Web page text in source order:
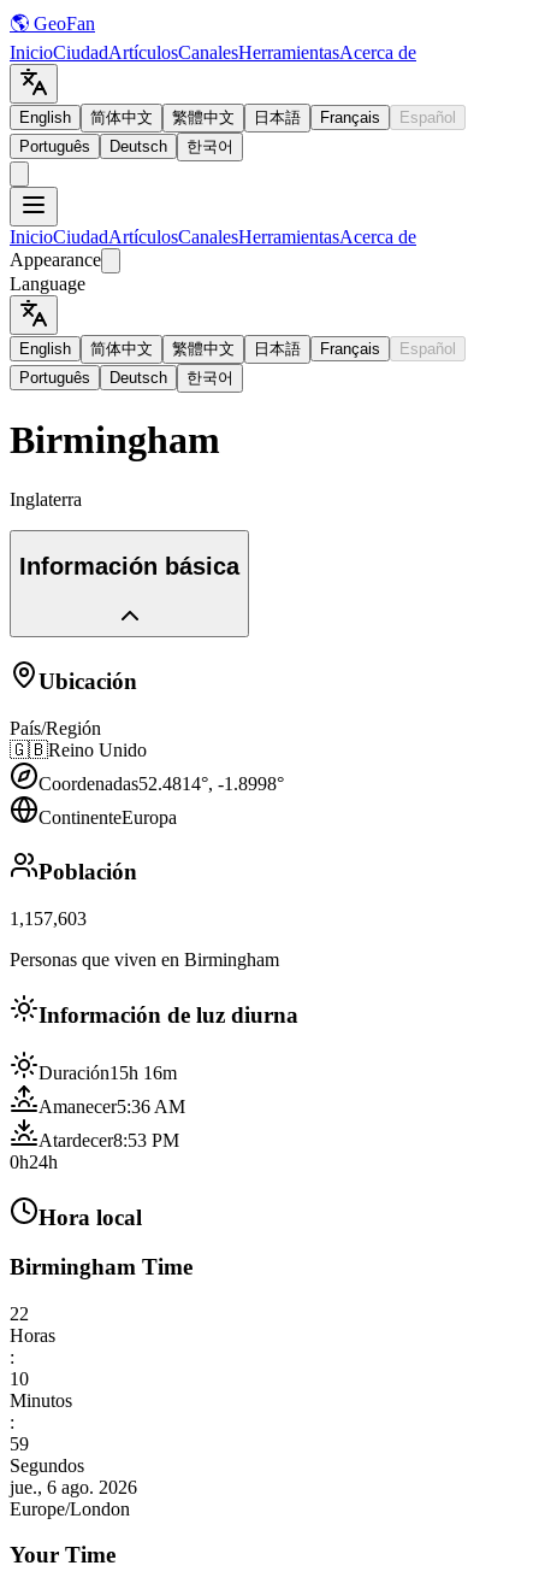
🌎 GeoFan
InicioCiudadArtículosCanalesHerramientasAcerca de
English 简体中文 繁體中文 日本語 Français
Español
Português
Deutsch 한국어
InicioCiudadArtículosCanalesHerramientasAcerca de
Appearance
Language
English 简体中文 繁體中文 日本語 Français
Español
Português
Deutsch 한국어
Birmingham
Inglaterra
Información básica
Ubicación
País/Región
🇬🇧Reino Unido
Coordenadas52.4814°, -1.8998°
ContinenteEuropa
Población
1,157,603
Personas que viven en Birmingham
Información de luz diurna
Duración15h 16m
Amanecer5:36 AM
Atardecer8:53 PM
0h24h
Hora local
Birmingham Time
22
Horas
:
11
Minutos
:
01
Segundos
jue., 6 ago. 2026
Europe/London
Your Time